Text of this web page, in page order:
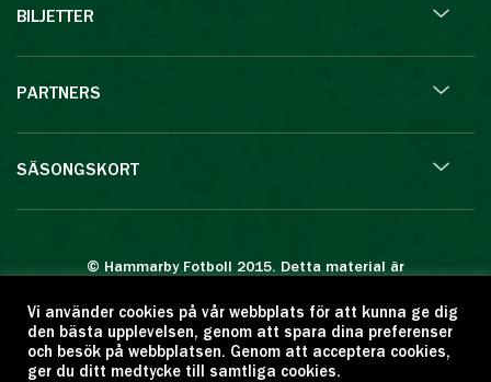
BILJETTER
PARTNERS
SÄSONGSKORT
© Hammarby Fotboll 2015. Detta material är
Eftertryck eller annan kopiering är förbjuden.
Citera oss gärna men ange källan:
www.hammarbyfotboll.se. Ansvarig utgivare:
Vi använder cookies på vår webbplats för att kunna ge dig
den bästa upplevelsen, genom att spara dina preferenser
och besök på webbplatsen. Genom att acceptera cookies,
ger du ditt medtycke till samtliga cookies.